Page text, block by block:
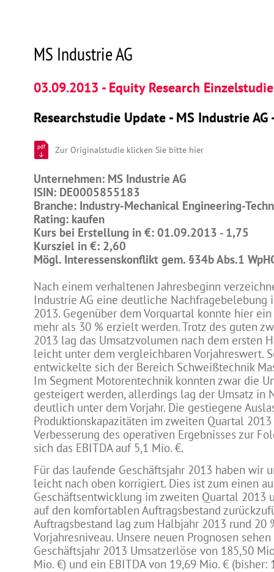
MS Industrie AG
03.09.2013 - Equity Research
Researchstudie Update - MS Industrie AG
pdf Zur Originalstudie klicken Sie bitte hier
Unternehmen: MS Industrie AG
ISIN: DE0005855183
Branche: Industry-Mechanical Engineering-
Rating: kaufen
Kurs bei Erstellung in €: 01.09.2013 - 1,75
Kursziel in €: 2,60
Mögl. Interessenskonflikt gem. §34b Abs.1
Nach einem verhaltenen Jahresbeginn
Industrie AG eine deutliche Nachfragebelebung
2013. Gegenüber dem Vorquartal konnte hier
mehr als 30 % erzielt werden. Trotz des guten
2013 lag das Umsatzvolumen nach dem ersten
leicht unter dem vergleichbaren Vorjahreswert.
entwickelte sich der Bereich Schweißtechnik
Im Segment Motorentechnik konnten zwar die
gesteigert werden, allerdings lag der Umsatz in
deutlich unter dem Vorjahr. Die gestiegene
Produktionskapazitäten im zweiten Quartal
Verbesserung des operativen Ergebnisses zur
sich das EBITDA auf 5,1 Mio. €.
Für das laufende Geschäftsjahr 2013 haben wir
leicht nach oben korrigiert. Dies ist zum einen
Geschäftsentwicklung im zweiten Quartal 2013
auf den komfortablen Auftragsbestand
Auftragsbestand lag zum Halbjahr 2013 rund 20
Vorjahresniveau. Unsere neuen Prognosen
Geschäftsjahr 2013 Umsatzerlöse von 185,50
Mio. €) und ein EBITDA von 19,69 Mio. € (bisher: